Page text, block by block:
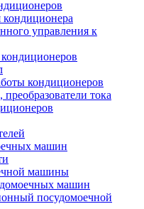
управления к
кондиционеров
тока
машин
машины
машин
посудомоечной